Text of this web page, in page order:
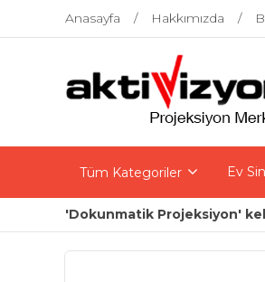
Anasayfa Hakkımızda
Tüm Kategoriler Ev
'Dokunmatik Projeksiyon'